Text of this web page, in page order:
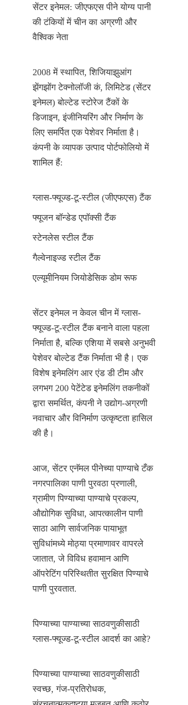
सेंटर इनेमल: जीएफएस पीने योग्य पानी
की टंकियों में चीन का अग्रणी और
वैश्विक नेता
2008 में स्थापित, शिजियाझुआंग
झेंगझोंग टेक्नोलॉजी कं, लिमिटेड (सेंटर
इनेमल) बोल्टेड स्टोरेज टैंकों के
डिजाइन, इंजीनियरिंग और निर्माण के
लिए समर्पित एक पेशेवर निर्माता है।
कंपनी के व्यापक उत्पाद पोर्टफोलियो में
शामिल हैं:
ग्लास-फ्यूज्ड-टू-स्टील (जीएफएस) टैंक
फ्यूजन बॉन्डेड एपॉक्सी टैंक
स्टेनलेस स्टील टैंक
गैल्वेनाइज्ड स्टील टैंक
एल्यूमीनियम जियोडेसिक डोम रूफ
सेंटर इनेमल न केवल चीन में ग्लास-
फ्यूज्ड-टू-स्टील टैंक बनाने वाला पहला
निर्माता है, बल्कि एशिया में सबसे अनुभवी
पेशेवर बोल्टेड टैंक निर्माता भी है। एक
विशेष इनेमलिंग आर एंड डी टीम और
लगभग 200 पेटेंटेड इनेमलिंग तकनीकों
द्वारा समर्थित, कंपनी ने उद्योग-अग्रणी
नवाचार और विनिर्माण उत्कृष्टता हासिल
की है।
आज, सेंटर एनॅमल पीनेच्या पाण्याचे टँक
नगरपालिका पाणी पुरवठा प्रणाली,
ग्रामीण पिण्याच्या पाण्याचे प्रकल्प,
औद्योगिक सुविधा, आपत्कालीन पाणी
साठा आणि सार्वजनिक पायाभूत
सुविधांमध्ये मोठ्या प्रमाणावर वापरले
जातात, जे विविध हवामान आणि
ऑपरेटिंग परिस्थितीत सुरक्षित पिण्याचे
पाणी पुरवतात.
पिण्याच्या पाण्याच्या साठवणुकीसाठी
ग्लास-फ्यूज्ड-टू-स्टील आदर्श का आहे?
पिण्याच्या पाण्याच्या साठवणुकीसाठी
स्वच्छ, गंज-प्रतिरोधक,